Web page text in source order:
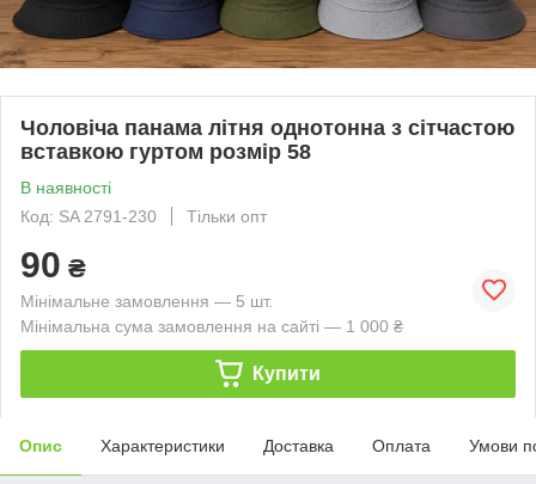
Чоловіча панама літня однотонна з сітчастою
вставкою гуртом розмір 58
В наявності
Код: SA 2791-230
Тільки опт
90 ₴
Мінімальне замовлення — 5 шт.
Мінімальна сума замовлення на сайті — 1 000 ₴
Купити
Опис Характеристики Доставка Оплата Умови